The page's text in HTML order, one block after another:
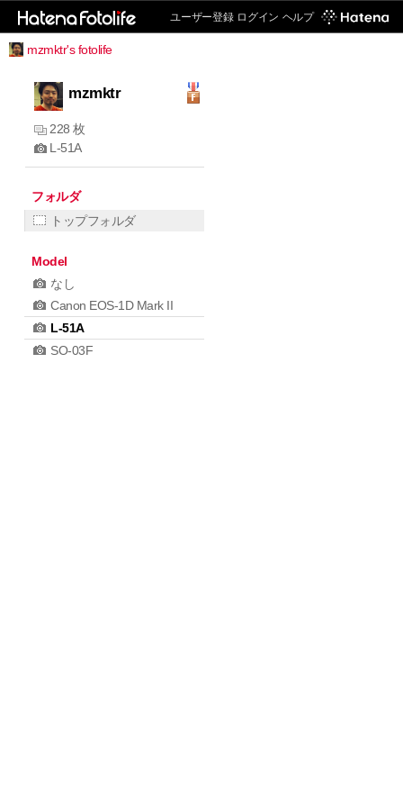
ユーザー登録 ログイン ヘルプ
mzmktr's fotolife
mzmktr
228 枚
L-51A
フォルダ
トップフォルダ
Model
なし
Canon EOS-1D Mark II
L-51A
SO-03F